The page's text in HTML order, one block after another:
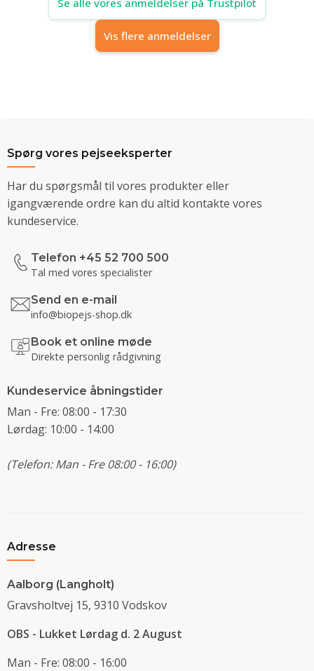
Vis flere anmeldelser
Spørg vores pejseeksperter
Har du spørgsmål til vores produkter eller
igangværende ordre kan du altid kontakte vores
kundeservice.
Telefon +45 52 700 500
Tal med vores specialister
Send en e-mail
info@biopejs-shop.dk
Book et online møde
Direkte personlig rådgivning
Kundeservice åbningstider
Man - Fre: 08:00 - 17:30
Lørdag: 10:00 - 14:00
(Telefon: Man - Fre 08:00 - 16:00)
Adresse
Aalborg (Langholt)
Gravsholtvej 15, 9310 Vodskov
OBS - Lukket Lørdag d. 2 August
Man - Fre: 08:00 - 16:00